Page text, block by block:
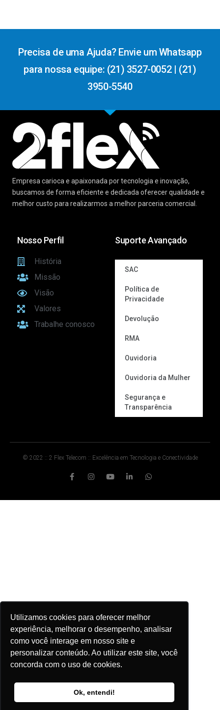
Utilizamos cookies para oferecer melhor
experiência, melhorar o desempenho, analisar
como você interage em nosso site e
personalizar conteúdo. Ao utilizar este site, você
concorda com o uso de cookies.
Ok, entendi!
Precisa de uma Ajuda? Envie um Whatsapp
para nossa equipe: (21) 3527-0052 | (21)
3950-5540
Empresa carioca e apaixonada por tecnologia e inovação,
buscamos de forma eficiente e dedicada oferecer qualidade e
melhor custo para realizarmos a melhor parceria comercial.
Nosso Perfil
História
Missão
Visão
Valores
Trabalhe conosco
Suporte Avançado
SAC
Política de
Privacidade
Devolução
RMA
Ouvidoria
Ouvidoria da Mulher
Segurança e
Transparência
© 2022 :: 2 Flex Telecom :: Excelência em Tecnologia e Conectividade